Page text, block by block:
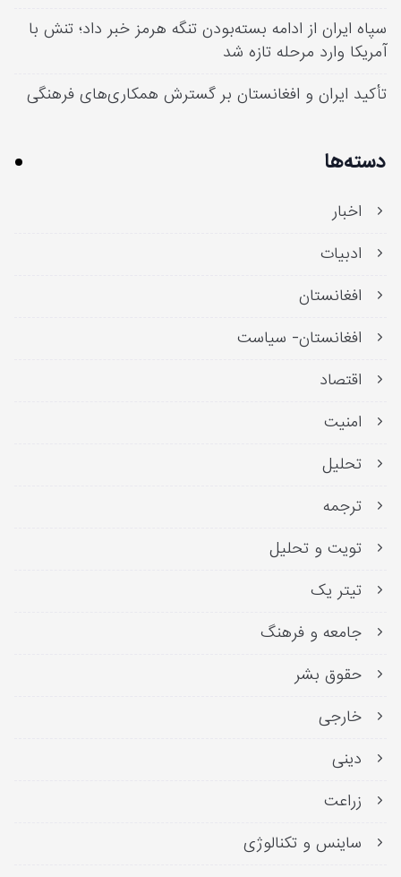
سپاه ایران از ادامه بسته‌بودن تنگه هرمز خبر داد؛ تنش با
آمریکا وارد مرحله تازه شد
تأکید ایران و افغانستان بر گسترش همکاری‌های فرهنگی
دسته‌ها
اخبار
ادبیات
افغانستان
افغانستان- سیاست
اقتصاد
امنیت
تحلیل
ترجمه
تویت و تحلیل
تیتر یک
جامعه و فرهنگ
حقوق بشر
خارجی
دینی
زراعت
ساینس و تکنالوژی